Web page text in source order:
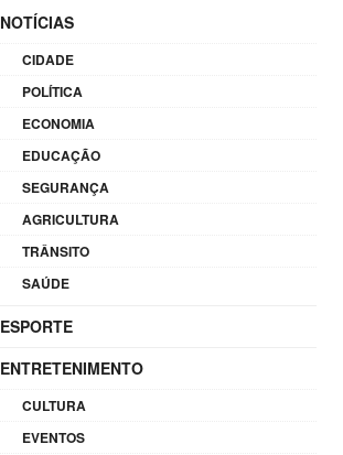
NOTÍCIAS
CIDADE
POLÍTICA
ECONOMIA
EDUCAÇÃO
SEGURANÇA
AGRICULTURA
TRÂNSITO
SAÚDE
ESPORTE
ENTRETENIMENTO
CULTURA
EVENTOS